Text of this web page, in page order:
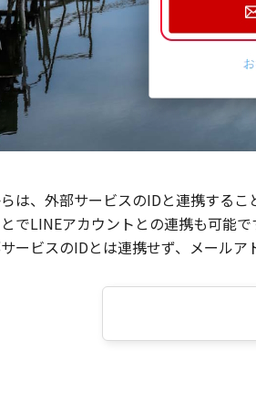
は、外部サービスのIDと連携するこ
でLINEアカウントとの連携も可能で
ビスのIDとは連携せず、メールア